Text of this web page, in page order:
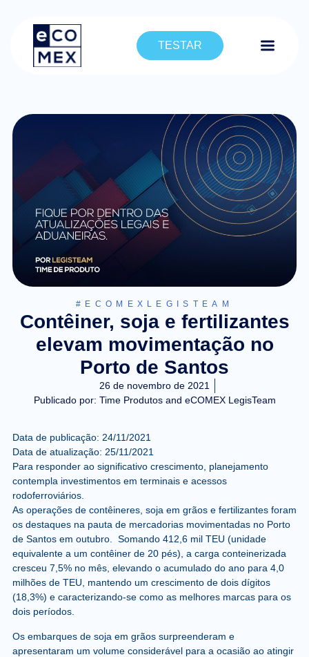
TESTAR
#ECOMEXLEGISTEAM
Contêiner, soja e fertilizantes
elevam movimentação no
Porto de Santos
26 de novembro de 2021
Publicado por: Time Produtos and eCOMEX LegisTeam
Data de publicação: 24/11/2021
Data de atualização: 25/11/2021
Para responder ao significativo crescimento, planejamento
contempla investimentos em terminais e acessos
rodoferroviários.
As operações de contêineres, soja em grãos e fertilizantes foram
os destaques na pauta de mercadorias movimentadas no Porto
de Santos em outubro. Somando 412,6 mil TEU (unidade
equivalente a um contêiner de 20 pés), a carga conteinerizada
cresceu 7,5% no mês, elevando o acumulado do ano para 4,0
milhões de TEU, mantendo um crescimento de dois dígitos
(18,3%) e caracterizando-se como as melhores marcas para os
dois períodos.
Os embarques de soja em grãos surpreenderam e
apresentaram um volume considerável para a ocasião ao atingir